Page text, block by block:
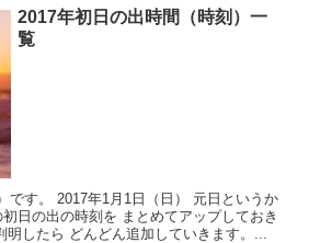
2017年初日の出時間（時刻）一
覧
元日というか
日の出の時刻を まとめてアップしておき
が判明したら どんどん追加していきます。...